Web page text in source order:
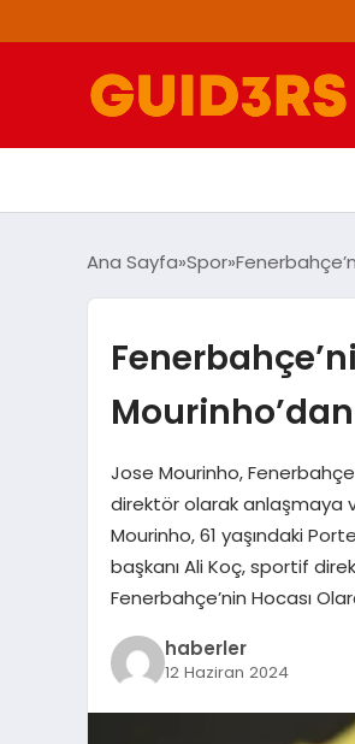
Ana Sayfa Spor
Jose Mourinho,
direktör olarak anlaşmaya
Mourinho, 61 yaşındaki
başkanı Ali Koç, sportif
Fenerbahçe’nin Hocası
haberler
12 Haziran 2024